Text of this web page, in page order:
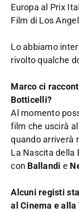
Europa al Prix
Film di Los
Lo abbiamo
rivolto qualche
Marco ci
Botticelli?
Al momento
film che uscirà
quando arriverà
La Nascita della
con Ballandi e
Alcuni registi
al Cinema e